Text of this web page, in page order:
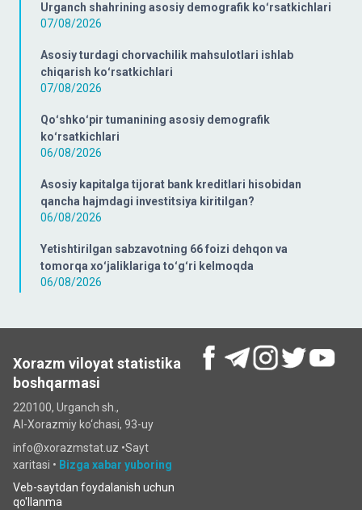
Urganch shahrining asosiy demografik koʻrsatkichlari
07/08/2026
Asosiy turdagi chorvachilik mahsulotlari ishlab
chiqarish koʻrsatkichlari
07/08/2026
Qoʻshkoʻpir tumanining asosiy demografik
koʻrsatkichlari
06/08/2026
Asosiy kapitalga tijorat bank kreditlari hisobidan
qancha hajmdagi investitsiya kiritilgan?
06/08/2026
Yetishtirilgan sabzavotning 66 foizi dehqon va
tomorqa xoʻjaliklariga toʻgʻri kelmoqda
06/08/2026
Xorazm viloyat statistika
boshqarmasi
220100, Urganch sh.,
Al-Xorazmiy ko‘chаsi, 93-uy
info@xorazmstat.uz •Sayt
xaritasi • Bizga xabar yuboring
Veb-saytdan foydalanish uchun
qo'llanma